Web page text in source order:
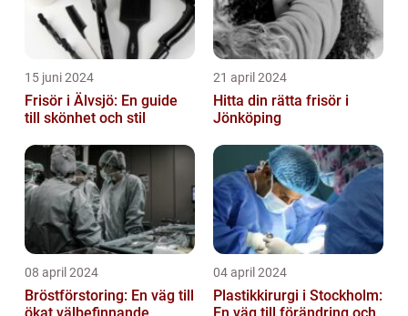
15 juni 2024
Frisör i Älvsjö: En guide
till skönhet och stil
21 april 2024
Hitta din rätta frisör i
Jönköping
08 april 2024
Bröstförstoring: En väg till
04 april 2024
Plastikkirurgi i Stockholm: